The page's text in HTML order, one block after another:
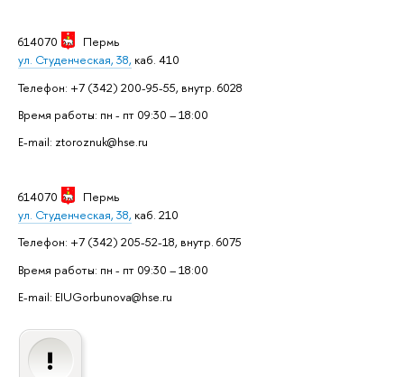
614070
Пермь
ул. Студенческая, 38, каб. 410
Телефон: +7 (342) 200-95-55, внутр. 6028
Время работы: пн - пт 09:30 – 18:00
E-mail: ztoroznuk@hse.ru
614070
Пермь
ул. Студенческая, 38, каб. 210
Телефон: +7 (342) 205-52-18, внутр. 6075
Время работы: пн - пт 09:30 – 18:00
E-mail: EIUGorbunova@hse.ru